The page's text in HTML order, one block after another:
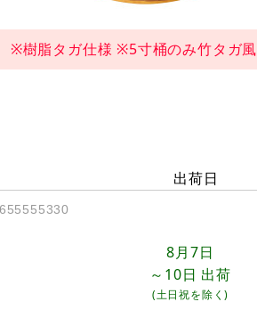
※樹脂タガ仕様 ※5寸桶のみ竹タガ風
出荷日
8月7日
～10日 出荷
(土日祝を除く)